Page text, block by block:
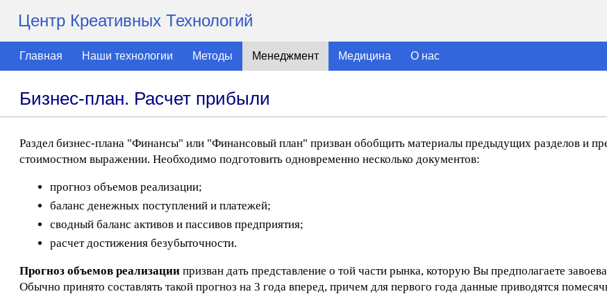
Центр Креативных Технологий
Главная Наши технологии Методы Менеджмент Медицина О нас
Бизнес-план. Расчет прибыли
Раздел бизнес-плана "Финансы" или "Финансовый план" призван обобщить материалы предыдущих разделов и
стоимостном выражении. Необходимо подготовить одновременно несколько документов:
прогноз объемов реализации;
баланс денежных поступлений и платежей;
сводный баланс активов и пассивов предприятия;
расчет достижения безубыточности.
Прогноз объемов реализации призван дать представление о той части рынка, которую Вы предполагаете
Обычно принято составлять такой прогноз на 3 года вперед, причем для первого года данные приводятся